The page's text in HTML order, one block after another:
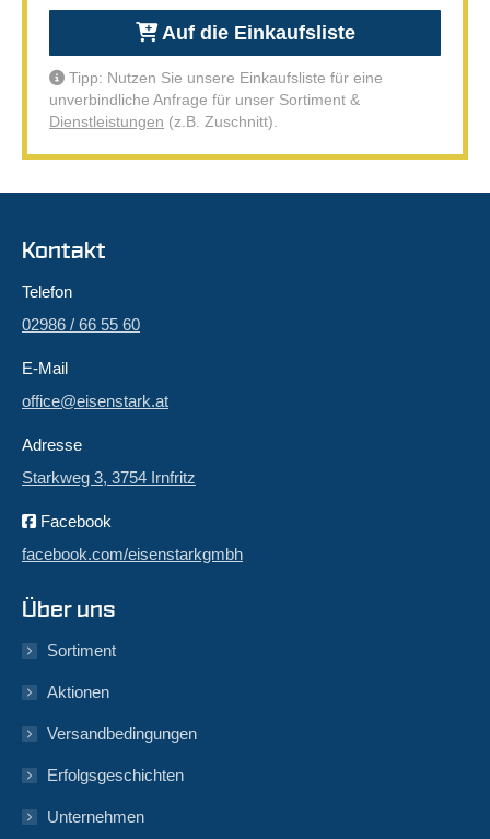
Auf die Einkaufsliste
Tipp: Nutzen Sie unsere Einkaufsliste für eine
unverbindliche Anfrage für unser Sortiment &
Dienstleistungen (z.B. Zuschnitt).
Kontakt
Telefon
02986 / 66 55 60
E-Mail
office@eisenstark.at
Adresse
Starkweg 3, 3754 Irnfritz
Facebook
facebook.com/eisenstarkgmbh
Über uns
Sortiment
Aktionen
Versandbedingungen
Erfolgsgeschichten
Unternehmen